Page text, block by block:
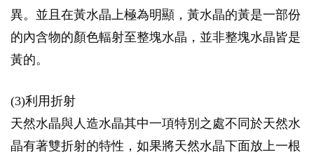
異。並且在黃水晶上極為明顯，黃水晶的黃是一部份
的內含物的顏色輻射至整塊水晶，並非整塊水晶皆是
黃的。
(3)利用折射
天然水晶與人造水晶其中一項特別之處不同於天然水
晶有著雙折射的特性，如果將天然水晶下面放上一根